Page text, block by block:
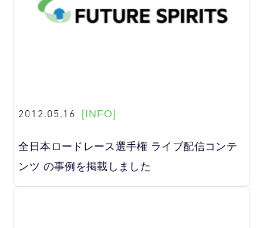
2012.05.16 [INFO]
全日本ロードレース選手権 ライブ配信コンテ
ンツ の事例を掲載しました